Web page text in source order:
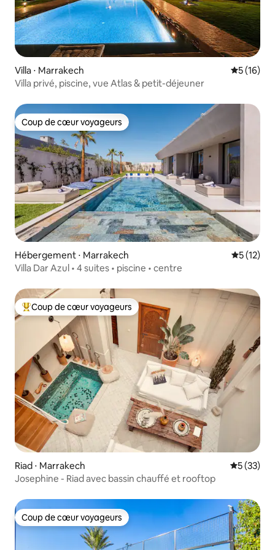
Villa ⋅ Marrakech
5 (16)
Villa privé, piscine, vue Atlas & petit-déjeuner
Coup de cœur voyageurs
Coup de cœur voyageurs
Hébergement ⋅ Marrakech
5 (12)
Villa Dar Azul • 4 suites • piscine • centre
Coups de cœur voyageurs les plus appréciés
Coup de cœur voyageurs
Riad ⋅ Marrakech
5 (33)
Josephine - Riad avec bassin chauffé et rooftop
Coup de cœur voyageurs
Coup de cœur voyageurs